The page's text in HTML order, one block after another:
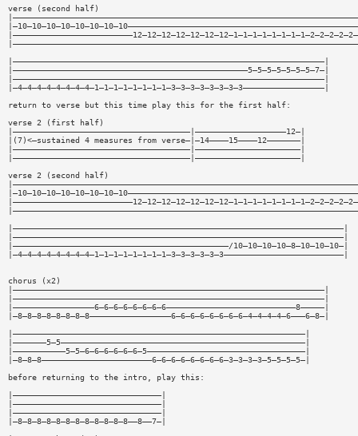
verse (second half)
|—————————————————————————————————————————————————————————————————|
|—————————————————————————————————————————————————5—5—5—5—5—5—5—7—|
|—————————————————————————————————————————————————————————————————|
|—4—4—4—4—4—4—4—4—1—1—1—1—1—1—1—1—3—3—3—3—3—3—3—3—————————————————|
return to verse but this time play this for the first half:
verse 2 (first half)
|—————————————————————————————————————|———————————————————12—|
|(7)<—sustained 4 measures from verse—|—14————15————12———————|
|—————————————————————————————————————|——————————————————————|
|—————————————————————————————————————|——————————————————————|
verse 2 (second half)
|—————————————————————————————————————————————————————————————————————|
|—————————————————————————————————————————————————————————————————————|
|—————————————————————————————————————————————/10—10—10—10—8—10—10—10—|
|—4—4—4—4—4—4—4—4—1—1—1—1—1—1—1—1—3—3—3—3—3—3—————————————————————————|
chorus (x2)
|—————————————————————————————————————————————————————————————————|
|—————————————————————————————————————————————————————————————————|
|—————————————————6—6—6—6—6—6—6—6———————————————————————————8—————|
|—8—8—8—8—8—8—8—8—————————————————6—6—6—6—6—6—6—6—4—4—4—4—6———6—8—|
|—————————————————————————————————————————————————————————————|
|———————5—5———————————————————————————————————————————————————|
|———————————5—5—6—6—6—6—6—6—5—————————————————————————————————|
|—8—8—8———————————————————————6—6—6—6—6—6—6—6—3—3—3—3—5—5—5—5—|
before returning to the intro, play this:
|———————————————————————————————|
|———————————————————————————————|
|———————————————————————————————|
|—8—8—8—8—8—8—8—8—8—8—8—8——8——7—|